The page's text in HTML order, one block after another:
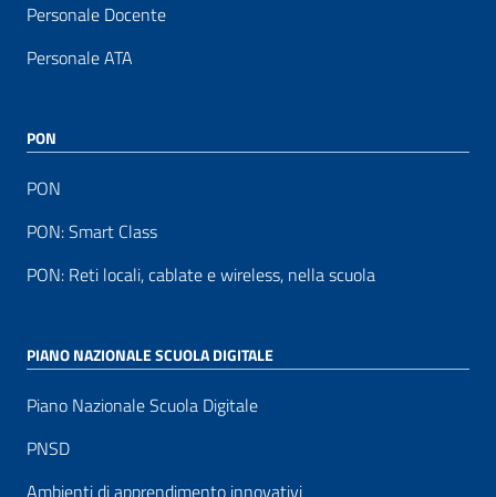
Personale Docente
Personale ATA
PON
PON
PON: Smart Class
PON: Reti locali, cablate e wireless, nella scuola
PIANO NAZIONALE SCUOLA DIGITALE
Piano Nazionale Scuola Digitale
PNSD
Ambienti di apprendimento innovativi